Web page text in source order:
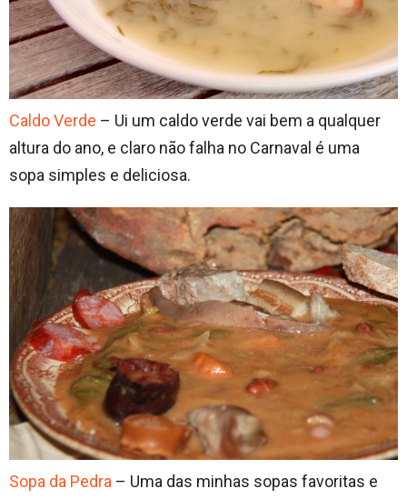
Caldo Verde – Ui um caldo verde vai bem a qualquer
altura do ano, e claro não falha no Carnaval é uma
sopa simples e deliciosa.
Sopa da Pedra – Uma das minhas sopas favoritas e